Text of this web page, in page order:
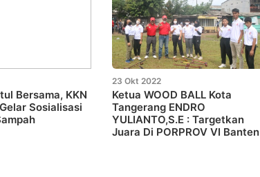
Bersama, KKN
Sosialisasi
23 Okt 2022
Ketua WOOD BALL Kota
Tangerang ENDRO
YULIANTO,S.E : Targetkan
Juara Di PORPROV VI Banten